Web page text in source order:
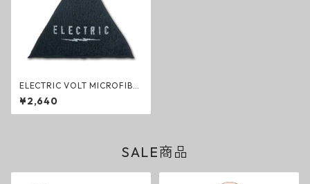
ELECTRIC VOLT MICROFIBE
R CARABINA TOWEL BLACK
ブラック マイクロファイバー
カラビナ タオル 585 サンカク
¥2,640
SALE商品